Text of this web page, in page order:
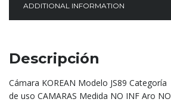
ADDITIONAL INFORMATION
Descripción
Cámara KOREAN Modelo JS89 Categoría
de uso CAMARAS Medida NO INF Aro NO